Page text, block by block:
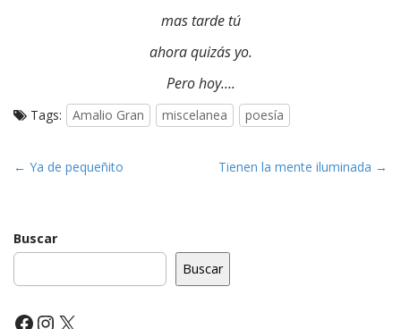
mas tarde tú
ahora quizás yo.
Pero hoy….
Tags: Amalio Gran miscelanea poesía
P
t
n
a
v
← Ya de pequeñito Tienen la mente iluminada →
Buscar
Buscar
Facebook
Instagram
X